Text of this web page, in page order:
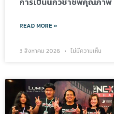
READ MORE »
3 สิงหาคม 2026 ไม่มีความเห็น